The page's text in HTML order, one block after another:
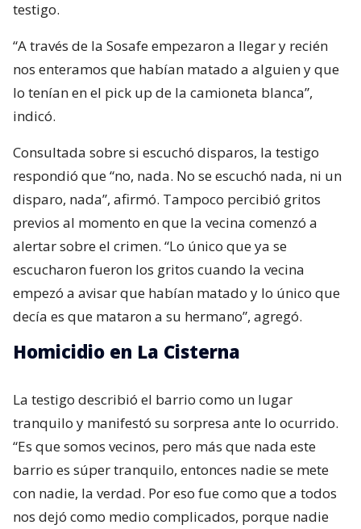
testigo.
“A través de la Sosafe empezaron a llegar y recién
nos enteramos que habían matado a alguien y que
lo tenían en el pick up de la camioneta blanca”,
indicó.
Consultada sobre si escuchó disparos, la testigo
respondió que “no, nada. No se escuchó nada, ni un
disparo, nada”, afirmó. Tampoco percibió gritos
previos al momento en que la vecina comenzó a
alertar sobre el crimen. “Lo único que ya se
escucharon fueron los gritos cuando la vecina
empezó a avisar que habían matado y lo único que
decía es que mataron a su hermano”, agregó.
Homicidio en La Cisterna
La testigo describió el barrio como un lugar
tranquilo y manifestó su sorpresa ante lo ocurrido.
“Es que somos vecinos, pero más que nada este
barrio es súper tranquilo, entonces nadie se mete
con nadie, la verdad. Por eso fue como que a todos
nos dejó como medio complicados, porque nadie